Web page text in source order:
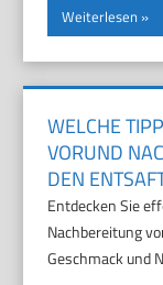
Weiterlesen
WELCHE
VORUND
DEN
Entdecken Sie
Nachbereitung
Geschmack und